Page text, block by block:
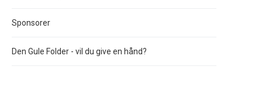
Sponsorer
Den Gule Folder - vil du give en hånd?